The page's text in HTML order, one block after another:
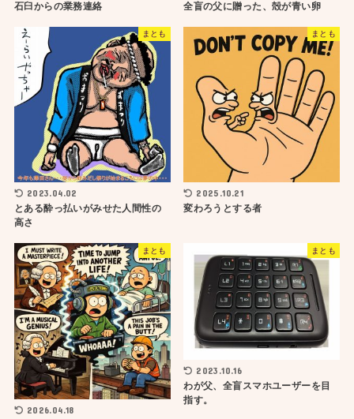
石臼からの業務連絡 全盲の父に贈った、殻が青い卵
まとも
2023.04.02
とある酔っ払いがみせた人間性の
高さ
まとも
2025.10.21
変わろうとする者
まとも
2026.04.18
まとも
2023.10.16
わが父、全盲スマホユーザーを目
指す。